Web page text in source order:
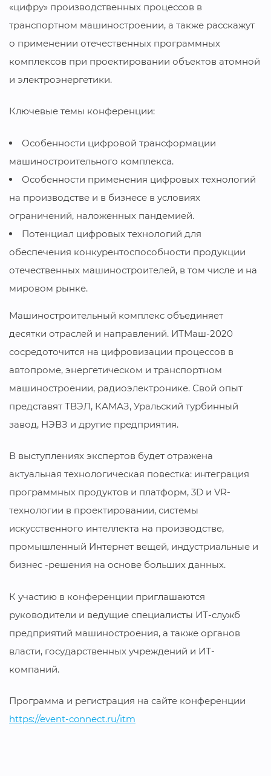
«цифру» производственных процессов в
транспортном машиностроении, а также расскажут
о применении отечественных программных
комплексов при проектировании объектов атомной
и электроэнергетики.
Ключевые темы конференции:
Особенности цифровой трансформации
машиностроительного комплекса.
Особенности применения цифровых технологий
на производстве и в бизнесе в условиях
ограничений, наложенных пандемией.
Потенциал цифровых технологий для
обеспечения конкурентоспособности продукции
отечественных машиностроителей, в том числе и на
мировом рынке.
Машиностроительный комплекс объединяет
десятки отраслей и направлений. ИТМаш-2020
сосредоточится на цифровизации процессов в
автопроме, энергетическом и транспортном
машиностроении, радиоэлектронике. Свой опыт
представят ТВЭЛ, КАМАЗ, Уральский турбинный
завод, НЭВЗ и другие предприятия.
В выступлениях экспертов будет отражена
актуальная технологическая повестка: интеграция
программных продуктов и платформ, 3D и VR-
технологии в проектировании, системы
искусственного интеллекта на производстве,
промышленный Интернет вещей, индустриальные и
бизнес -решения на основе больших данных.
К участию в конференции приглашаются
руководители и ведущие специалисты ИТ-служб
предприятий машиностроения, а также органов
власти, государственных учреждений и ИТ-
компаний.
Программа и регистрация на сайте конференции
https://event-connect.ru/itm